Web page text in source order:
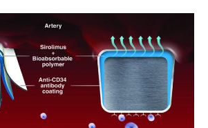
2_ بست عروقی قابل جذب